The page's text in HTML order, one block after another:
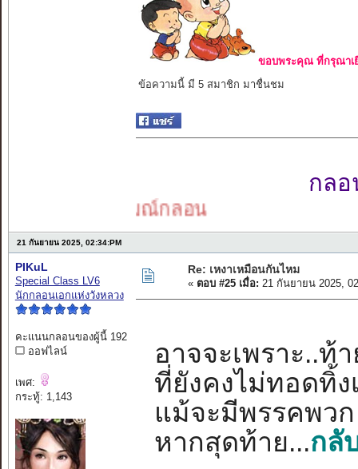
ขอบพระคุณ ที่กรุณาเ
ข้อความนี้ มี 5 สมาชิก มาชื่นชม
กลอ
อารมณ์กลอน
21 กันยายน 2025, 02:34:PM
PIKuL
Special Class LV6
นักกลอนเอกแห่งวังหลวง
คะแนนกลอนของผู้นี้ 192
ออฟไลน์
เพศ:
กระทู้: 1,143
Re: เหงาเหมือนกันไหม
« ตอบ #25 เมื่อ: 21 กันยายน 2025,
อาจจะเพราะ..ท้
ที่ยังคงไม่ทอดทิ้ง
แม้จะมีพรรคพว
หากสุดท้าย...กลั